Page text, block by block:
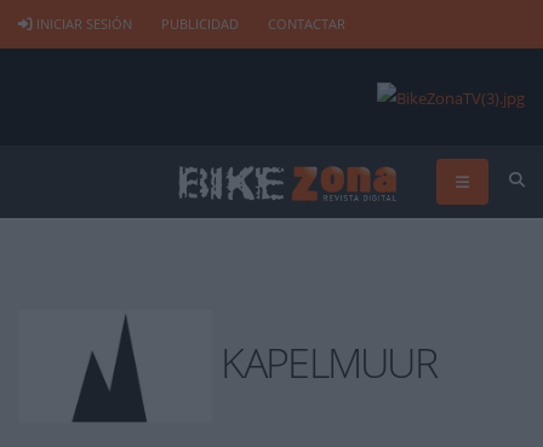
INICIAR SESIÓN PUBLICIDAD CONTACTAR
KAPELMUUR